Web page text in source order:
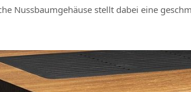
Nussbaumgehäuse stellt dabei eine